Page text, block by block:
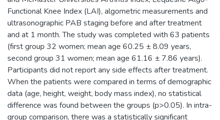
Functional Knee Index (LAI), algometric measurements and
ultrasonographic PAB staging before and after treatment
and at 1 month. The study was completed with 63 patients
(first group 32 women; mean age 60.25 ± 8.09 years,
second group 31 women; mean age 61.16 ± 7.86 years).
Participants did not report any side effects after treatment.
When the patients were compared in terms of demographic
data (age, height, weight, body mass index), no statistical
difference was found between the groups (p>0.05). In intra-
group comparison, there was a statistically significant